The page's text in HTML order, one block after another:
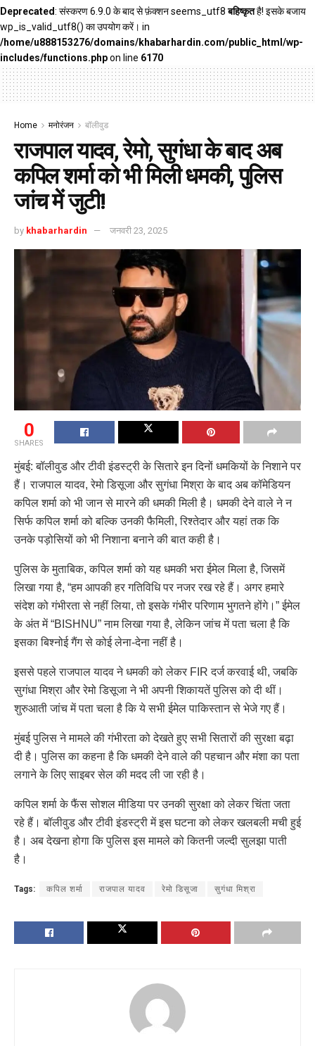
Deprecated: संस्करण 6.9.0 के बाद से फ़ंक्शन seems_utf8बहिष्कृतहै! इसके बजाय
wp_is_valid_utf8() का उपयोग करें। in
/home/u888153276/domains/khabarhardin.com/public_html/wp-
includes/functions.phpon line 6170
Home मनोरंजन बॉलीवुड
राजपाल यादव, रेमो, सुगंधा के बाद अब
कपिल शर्मा को भी मिली धमकी, पुलिस
जांच में जुटी!
by khabarhardin जनवरी 23, 2025
0
SHARES
मुंबई: बॉलीवुड और टीवी इंडस्ट्री के सितारे इन दिनों धमकियों के निशाने पर
हैं। राजपाल यादव, रेमो डिसूजा और सुगंधा मिश्रा के बाद अब कॉमेडियन
कपिल शर्मा को भी जान से मारने की धमकी मिली है। धमकी देने वाले ने न
सिर्फ कपिल शर्मा को बल्कि उनकी फैमिली, रिश्तेदार और यहां तक कि
उनके पड़ोसियों को भी निशाना बनाने की बात कही है।
पुलिस के मुताबिक, कपिल शर्मा को यह धमकी भरा ईमेल मिला है, जिसमें
लिखा गया है, “हम आपकी हर गतिविधि पर नजर रख रहे हैं। अगर हमारे
संदेश को गंभीरता से नहीं लिया, तो इसके गंभीर परिणाम भुगतने होंगे।” ईमेल
के अंत में “BISHNU” नाम लिखा गया है, लेकिन जांच में पता चला है कि
इसका बिश्नोई गैंग से कोई लेना-देना नहीं है।
इससे पहले राजपाल यादव ने धमकी को लेकर FIR दर्ज करवाई थी, जबकि
सुगंधा मिश्रा और रेमो डिसूजा ने भी अपनी शिकायतें पुलिस को दी थीं।
शुरुआती जांच में पता चला है कि ये सभी ईमेल पाकिस्तान से भेजे गए हैं।
मुंबई पुलिस ने मामले की गंभीरता को देखते हुए सभी सितारों की सुरक्षा बढ़ा
दी है। पुलिस का कहना है कि धमकी देने वाले की पहचान और मंशा का पता
लगाने के लिए साइबर सेल की मदद ली जा रही है।
कपिल शर्मा के फैंस सोशल मीडिया पर उनकी सुरक्षा को लेकर चिंता जता
रहे हैं। बॉलीवुड और टीवी इंडस्ट्री में इस घटना को लेकर खलबली मची हुई
है। अब देखना होगा कि पुलिस इस मामले को कितनी जल्दी सुलझा पाती
है।
Tags: कपिल शर्मा राजपाल यादव रेमो डिसूजा सुगंधा मिश्रा